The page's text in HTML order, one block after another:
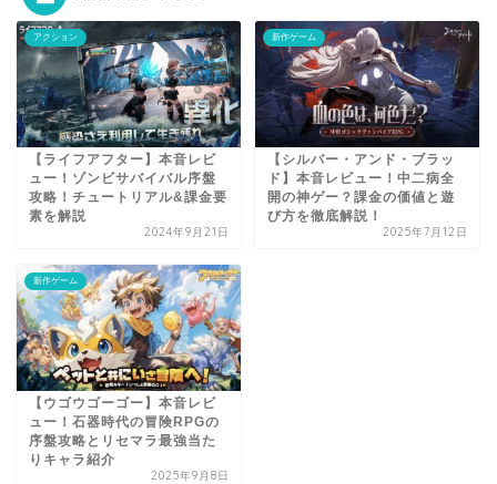
アクション
【ライフアフター】本音レビ
ュー！ゾンビサバイバル序盤
攻略！チュートリアル&課金要
素を解説
2024年9月21日
新作ゲーム
【シルバー・アンド・ブラッ
ド】本音レビュー！中二病全
開の神ゲー？課金の価値と遊
び方を徹底解説！
2025年7月12日
新作ゲーム
【ウゴウゴーゴー】本音レビ
ュー！石器時代の冒険RPGの
序盤攻略とリセマラ最強当た
りキャラ紹介
2025年9月8日